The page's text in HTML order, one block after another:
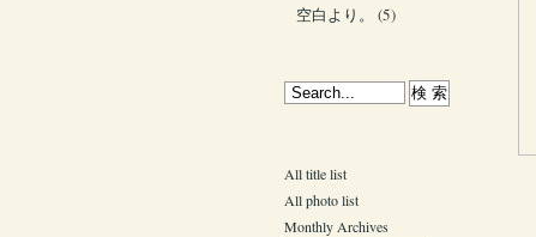
空白より。
(5)
All title list
All photo list
Monthly Archives